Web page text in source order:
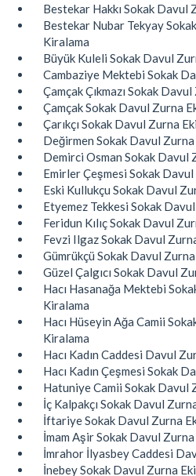
Bestekar Hakkı Sokak Davul
Bestekar Nubar Tekyay
Kiralama
Büyük Kuleli Sokak Davul
Cambaziye Mektebi Sokak
Çamçak Çıkmazı Sokak
Çamçak Sokak Davul Zurna
Çarıkçı Sokak Davul Zurna
Değirmen Sokak Davul
Demirci Osman Sokak Davul
Emirler Çeşmesi Sokak
Eski Kullukçu Sokak Davul
Etyemez Tekkesi Sokak
Feridun Kılıç Sokak Davul
Fevzi Ilgaz Sokak Davul
Gümrükçü Sokak Davul
Güzel Çalgıcı Sokak Davul
Hacı Hasanağa Mektebi
Kiralama
Hacı Hüseyin Ağa Camii
Kiralama
Hacı Kadın Caddesi Davul
Hacı Kadın Çeşmesi Sokak
Hatuniye Camii Sokak Davul
İç Kalpakçı Sokak Davul
İftariye Sokak Davul Zurna
İmam Aşir Sokak Davul
İmrahor İlyasbey Caddesi
İnebey Sokak Davul Zurna